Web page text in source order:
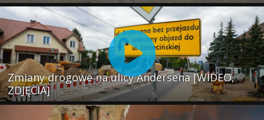
Zmiany drogowe na ulicy Andersena [WIDEO,
ZDJĘCIA]